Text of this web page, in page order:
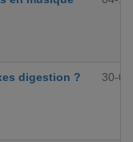
digestion ? 30-